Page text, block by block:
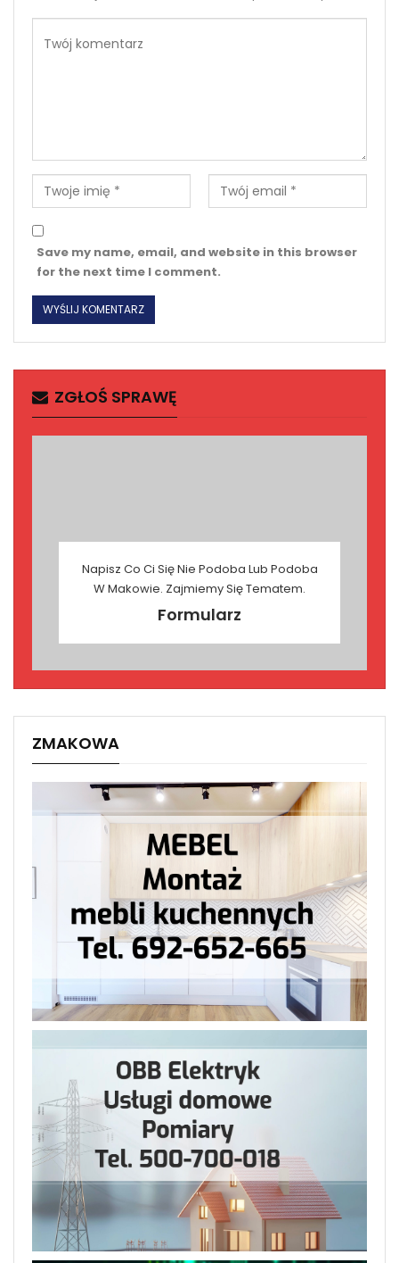
Save my name, email, and website in this browser
for the next time I comment.
ZGŁOŚ SPRAWĘ
Napisz Co Ci Się Nie Podoba Lub Podoba
W Makowie. Zajmiemy Się Tematem.
Formularz
ZMAKOWA